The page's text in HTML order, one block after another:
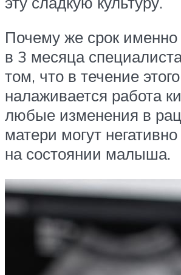
Почему же срок именно
в 3 месяца
том, что в течение
налаживается работа
любые изменения в
матери могут
на состоянии малыша.